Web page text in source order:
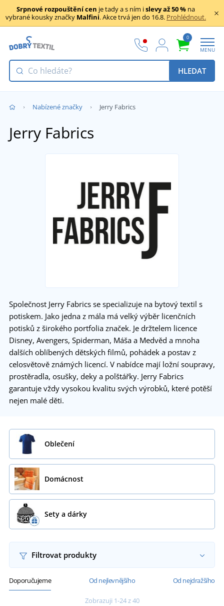
Srpnové rozpouštění cen je tady a s ním islevy až 50 % na
vybrané kousky značky Malfini. Akce trvá jen do 16.8. Prohlédnout.
0
MENU
HLEDAT
Nabízené značky Jerry Fabrics
Jerry Fabrics
Společnost Jerry Fabrics se specializuje na bytový textil s
potiskem. Jako jedna z mála má velký výběr licenčních
potisků z širokého portfolia značek. Je držtelem licence
Disney, Avengers, Spiderman, Máša a Medvěd a mnoha
dalších oblíbených dětských filmů, pohádek a postav z
celosvětově známých licencí. V nabídce mají ložní soupravy,
prostěradla, osušky, deky a polštářky. Jerry Fabrics
garantuje vždy vysokou kvalitu svých výrobků, které potěší
nejen malé děti.
Oblečení
Domácnost
Sety a dárky
Filtrovat produkty
Doporučujeme Od nejlevnějšího Od nejdražšího
Zobrazuji 1-24 z 40